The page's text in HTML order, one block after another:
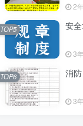
2
安
3
TOP5
消
3
TOP6
2
安
3
TOP5
消
3
TOP6